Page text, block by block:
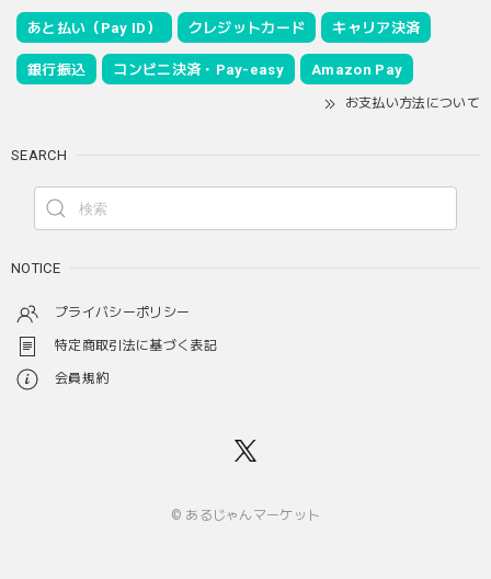
あと払い（Pay ID） クレジットカード キャリア決済
銀行振込 コンビニ決済・Pay-easy Amazon Pay
お支払い方法について
SEARCH
NOTICE
プライバシーポリシー
特定商取引法に基づく表記
会員規約
© あるじゃんマーケット